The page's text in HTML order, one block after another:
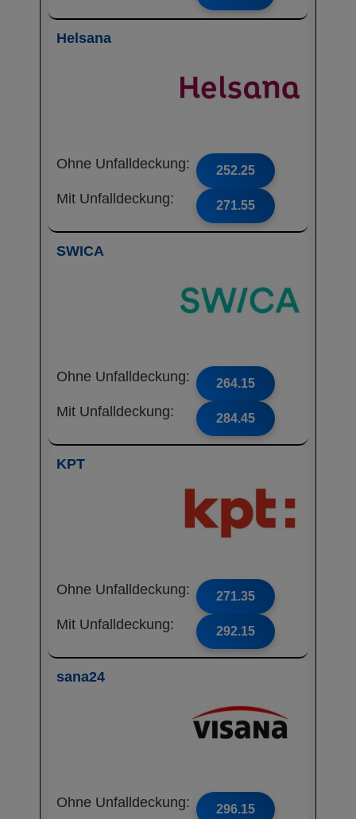
Helsana
Ohne Unfalldeckung: 252.25
Mit Unfalldeckung: 271.55
SWICA
Ohne Unfalldeckung: 264.15
Mit Unfalldeckung: 284.45
KPT
Ohne Unfalldeckung: 271.35
Mit Unfalldeckung: 292.15
sana24
Ohne Unfalldeckung: 296.15